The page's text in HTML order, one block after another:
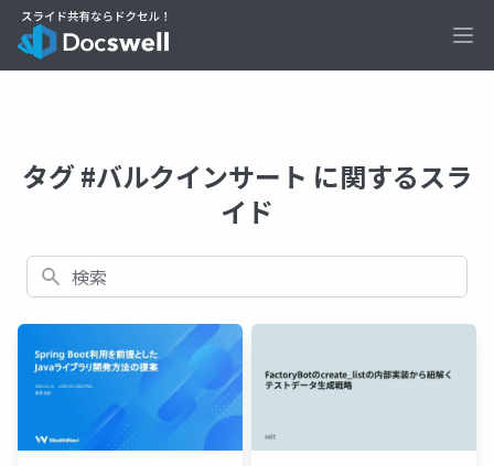
タグ #バルクインサート に関するスラ
イド
検索